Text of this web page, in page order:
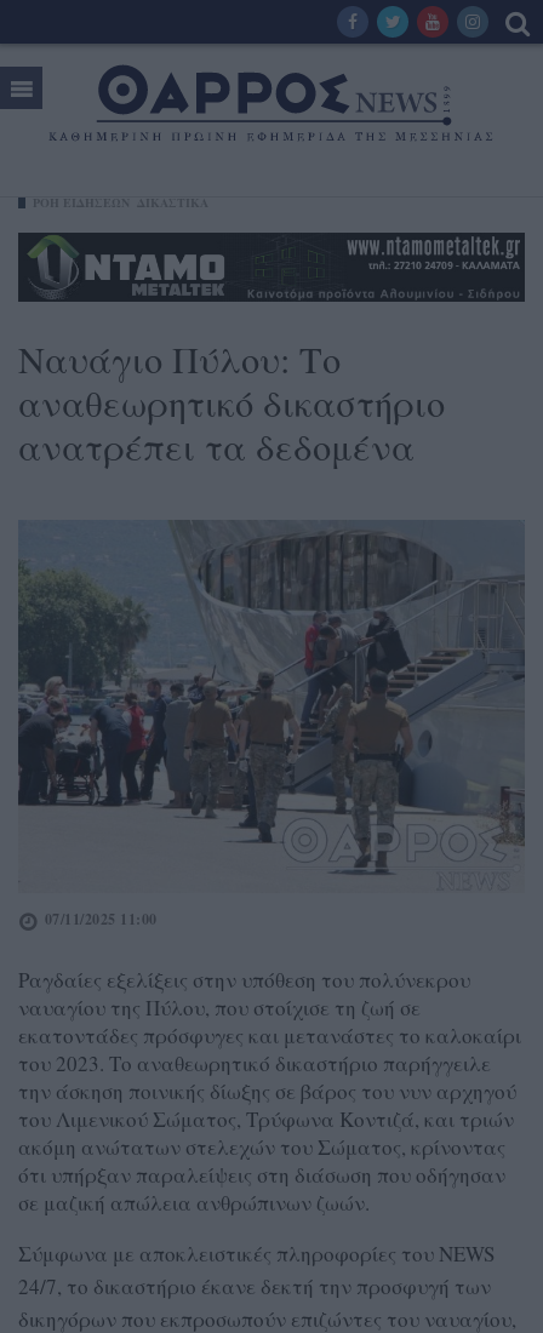
Ναυάγιο Πύλου: Το
αναθεωρητικό δικαστήριο
ανατρέπει τα δεδομένα
07/11/2025 11:00
Ραγδαίες εξελίξεις στην υπόθεση του πολύνεκρου
ναυαγίου της Πύλου, που στοίχισε τη ζωή σε
εκατοντάδες πρόσφυγες και μετανάστες το καλοκαίρι
του 2023. Το αναθεωρητικό δικαστήριο παρήγγειλε
την άσκηση ποινικής δίωξης σε βάρος του νυν αρχηγού
του Λιμενικού Σώματος, Τρύφωνα Κοντιζά, και τριών
ακόμη ανώτατων στελεχών του Σώματος, κρίνοντας
ότι υπήρξαν παραλείψεις στη διάσωση που οδήγησαν
σε μαζική απώλεια ανθρώπινων ζωών.
Σύμφωνα με αποκλειστικές πληροφορίες του NEWS
24/7, το δικαστήριο έκανε δεκτή την προσφυγή των
δικηγόρων που εκπροσωπούν επιζώντες του ναυαγίου,